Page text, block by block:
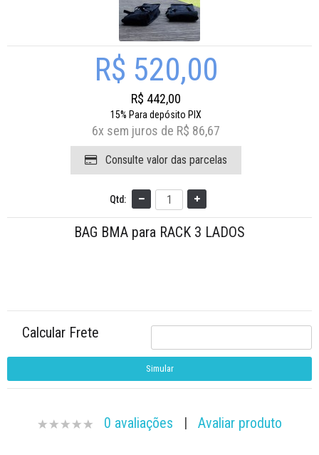
R$ 520,00
R$ 442,00
15% Para depósito PIX
6x sem juros de R$ 86,67
Consulte valor das parcelas
Qtd:
BAG BMA para RACK 3 LADOS
Calcular Frete
0 avaliações | Avaliar produto